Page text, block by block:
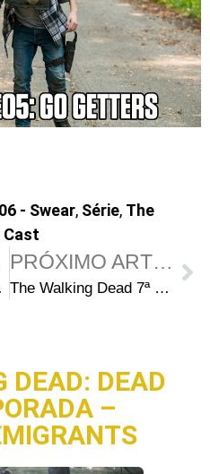
- Swear, Série, The
Cast
PRÓXIMO ARTIGO
The Walking Dead 7ª Temporada – Comentários do episódio 7: “Sing Me a Song” (COM SPOILERS)
DEAD: DEAD
–